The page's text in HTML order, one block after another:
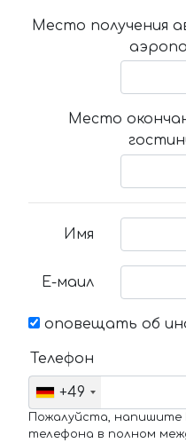
Место получения
Место
Имя
Е-маил
оповещать об
Телефон
+49
Пожалуйста,
телефона в полном